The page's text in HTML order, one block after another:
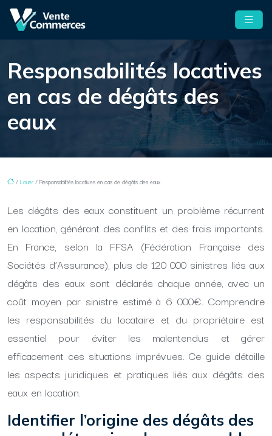
Responsabilités locatives
en cas de dégâts des
eaux
/ Louer / Responsabilités locatives en cas de dégâts des eaux
Les dégâts des eaux constituent un problème récurrent
en location, générant des conflits et des frais importants.
En France, selon la FFSA (Fédération Française des
Sociétés d’Assurance), plus de 120 000 sinistres liés aux
dégâts des eaux sont déclarés chaque année, avec un
coût moyen par sinistre estimé à 6 000€. Comprendre
les responsabilités du locataire et du propriétaire est
essentiel pour éviter les malentendus et gérer
efficacement ces situations imprévues. Ce guide détaille
les aspects juridiques et pratiques liés aux dégâts des
eaux en location.
Identifier l’origine des dégâts des